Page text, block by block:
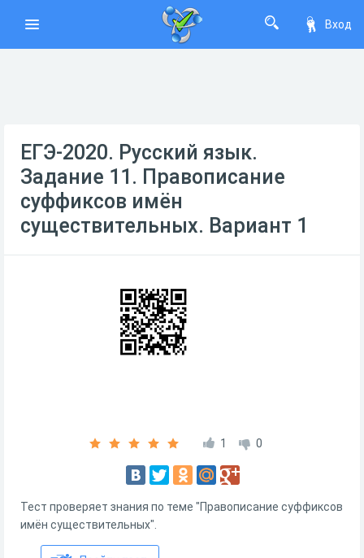
Вход
ЕГЭ-2020. Русский язык.
Задание 11. Правописание
суффиксов имён
существительных. Вариант 1
1 0
Тест проверяет знания по теме "Правописание суффиксов
имён существительных".